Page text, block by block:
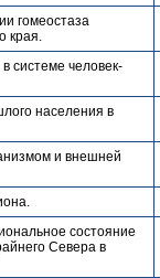
гомеостаза
края.
системе человек-
населения в
и внешней
состояние
Севера в